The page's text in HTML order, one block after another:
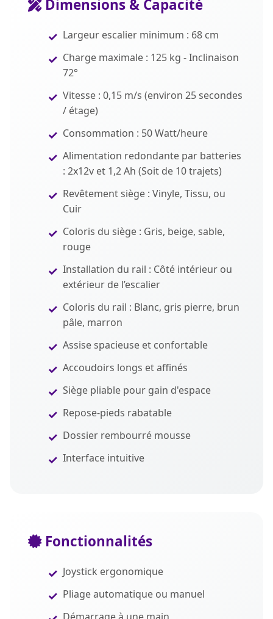
Dimensions & Capacité
Largeur escalier minimum : 68 cm
Charge maximale : 125 kg - Inclinaison
72°
Vitesse : 0,15 m/s (environ 25 secondes
/ étage)
Consommation : 50 Watt/heure
Alimentation redondante par batteries
: 2x12v et 1,2 Ah (Soit de 10 trajets)
Revêtement siège : Vinyle, Tissu, ou
Cuir
Coloris du siège : Gris, beige, sable,
rouge
Installation du rail : Côté intérieur ou
extérieur de l’escalier
Coloris du rail : Blanc, gris pierre, brun
pâle, marron
Assise spacieuse et confortable
Accoudoirs longs et affinés
Siège pliable pour gain d'espace
Repose-pieds rabatable
Dossier rembourré mousse
Interface intuitive
Fonctionnalités
Joystick ergonomique
Pliage automatique ou manuel